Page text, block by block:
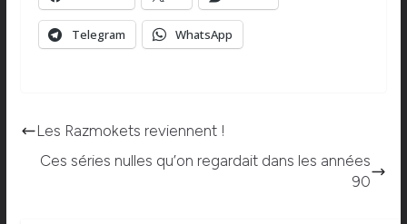
Telegram WhatsApp
Les Razmokets reviennent !
Ces séries nulles qu’on regardait dans les années
90